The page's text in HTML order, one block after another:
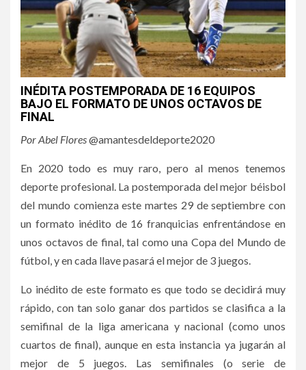
INÉDITA POSTEMPORADA DE 16 EQUIPOS
BAJO EL FORMATO DE UNOS OCTAVOS DE
FINAL
Por Abel Flores@amantesdeldeporte2020
En 2020 todo es muy raro, pero al menos tenemos
deporte profesional. La postemporada del mejor béisbol
del mundo comienza este martes 29 de septiembre con
un formato inédito de 16 franquicias enfrentándose en
unos octavos de final, tal como una Copa del Mundo de
fútbol, y en cada llave pasará el mejor de 3 juegos.
Lo inédito de este formato es que todo se decidirá muy
rápido, con tan solo ganar dos partidos se clasifica a la
semifinal de la liga americana y nacional (como unos
cuartos de final), aunque en esta instancia ya jugarán al
mejor de 5 juegos. Las semifinales (o serie de